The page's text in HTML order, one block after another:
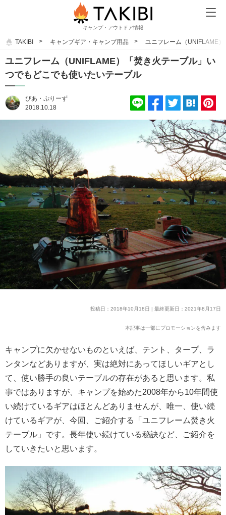
キャンプ・アウトドア情報
TAKIBI キャンプギア・キャンプ用品 ユニフレーム（UNIFLAME
ユニフレーム（UNIFLAME）「焚き火テーブル」い
つでもどこでも使いたいテーブル
びあ・ぷりーず
2018.10.18
投稿日：2018年10月18日 | 最終更新日：2021年8月17日
本記事は一部にプロモーションを含みます
キャンプに欠かせないものといえば、テント、タープ、ラ
ンタンなどありますが、実は絶対にあってほしいギアとし
て、使い勝手の良いテーブルの存在があると思います。私
事ではありますが、キャンプを始めた2008年から10年間使
い続けているギアはほとんどありませんが、唯一、使い続
けているギアが、今回、ご紹介する「ユニフレーム焚き火
テーブル」です。長年使い続けている秘訣など、ご紹介を
していきたいと思います。